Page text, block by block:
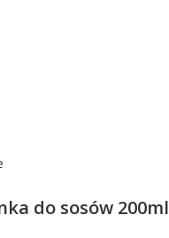
do sosów 200ml